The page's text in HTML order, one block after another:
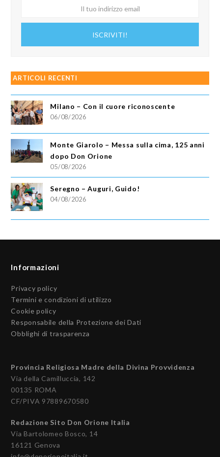
ISCRIVITI!
ARTICOLI RECENTI
Milano – Con il cuore riconoscente
06/08/2026
Monte Giarolo – Messa sulla cima, 125 anni
dopo Don Orione
05/08/2026
Seregno – Auguri, Guido!
04/08/2026
Informazioni
Privacy policy
Termini e condizioni di utilizzo
Cookie policy
Responsabile della Protezione dei Dati
Obblighi di trasparenza
Provincia Religiosa Madre della Divina Provvidenza
Via della Camilluccia, 142
00135 ROMA
CF/PIVA 97889670580
Redazione Sito Don Orione Italia
Via Bartolomeo Bosco, 14
16121 Genova